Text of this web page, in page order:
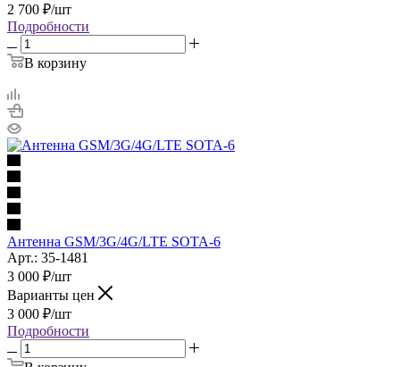
2 700 ₽/шт
Подробности
В корзину
Антенна GSM/3G/4G/LTE SOTA-6
Арт.: 35-1481
3 000 ₽/шт
Варианты цен
3 000 ₽/шт
Подробности